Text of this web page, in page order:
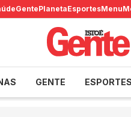
GentePlanetaEsportesMenu
GENTE ESPORTES